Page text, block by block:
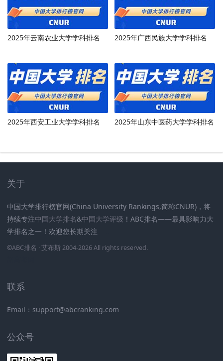
2025年云南农业大学学科排名 2025年广西民族大学学科排名
2025年西安工业大学学科排名 2025年山东中医药大学学科排名
关于
中国大学排行榜官网(China University Rankings,简称CNUR)，将
持续专注中国大学排名&中国大学评级 ！ABC排名——最具影响力大
学排名之一！欢迎您长期关注
©ABC排名 · 艾布斯 2004-2026 All rights reserved.
联系
Email：support@abcranking.com
公众号